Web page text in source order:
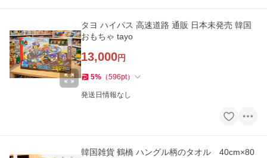
タヨ ハイパス 高速道路 通販 日本未発売 韓国
おもちゃ tayo
13,000円
5% （596pt）
発送日情報なし
韓国雑貨 鶴橋 ハングル柄のタオル 40cm×80